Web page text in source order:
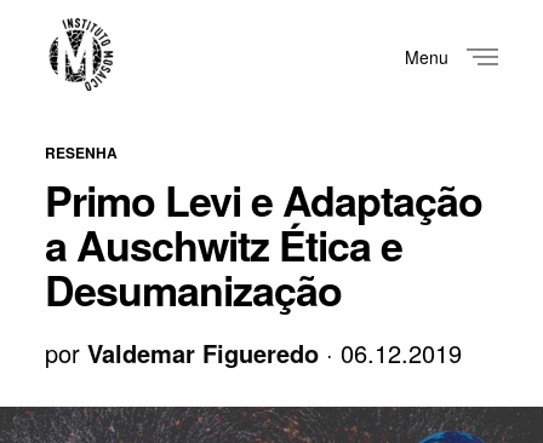
Menu
RESENHA
Primo Levi e Adaptação
a Auschwitz Ética e
Desumanização
porValdemar Figueredo · 06.12.2019